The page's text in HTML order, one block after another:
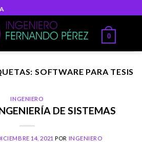
0
SOFTWARE PARA TESIS
INGENIERO
DE SISTEMAS
14, 2021 POR INGENIERO